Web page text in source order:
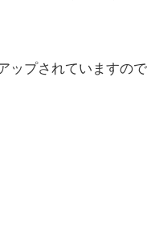
ップされていますの